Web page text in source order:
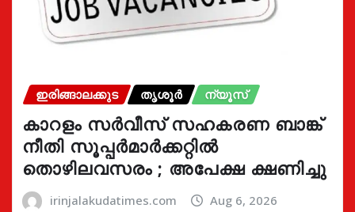
ഇരിങ്ങാലക്കുട തൃശൂർ ന്യൂസ്
കാറളം സർവീസ് സഹകരണ ബാങ്ക്
നീതി സൂപ്പർമാർക്കറ്റിൽ
തൊഴിലവസരം ; അപേക്ഷ ക്ഷണിച്ചു
irinjalakudatimes.com Aug 6, 2026